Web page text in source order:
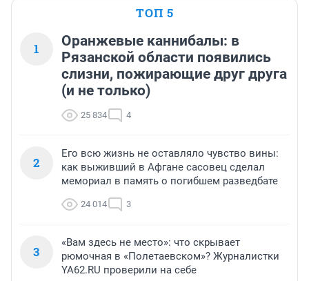
ТОП 5
1
Оранжевые каннибалы: в
Рязанской области появились
слизни, пожирающие друг друга
(и не только)
25 834 4
2
Его всю жизнь не оставляло чувство вины:
как выживший в Афгане сасовец сделал
мемориал в память о погибшем разведбате
24 014 3
3
«Вам здесь не место»: что скрывает
рюмочная в «Полетаевском»? Журналистки
YA62.RU проверили на себе